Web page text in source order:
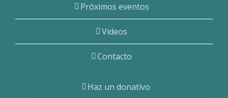
Próximos eventos
Videos
Contacto
Haz un donativo